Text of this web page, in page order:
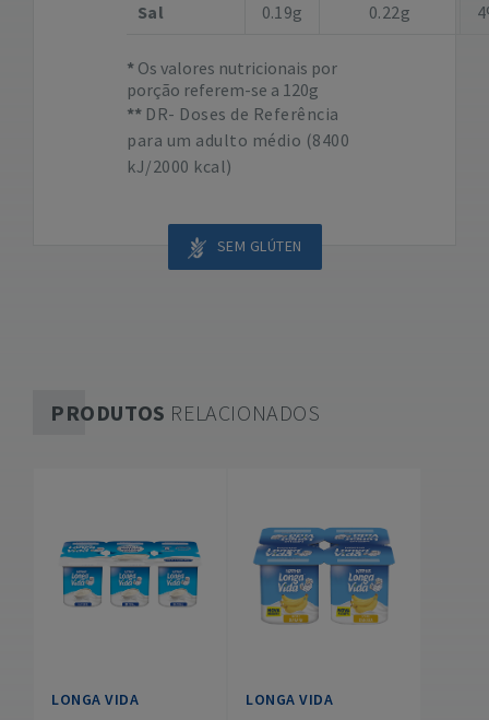
Sal
0.19g 0.22g
Os valores nutricionais por
porção referem-se a 120g
DR- Doses de Referência
para um adulto médio (8400
kJ/2000 kcal)
SEM GLÚTEN
PRODUTOS RELACIONADOS
LONGA VIDA LONGA VIDA